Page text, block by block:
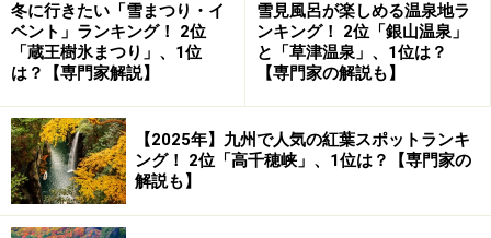
冬に行きたい「雪まつり・イ
ベント」ランキング！ 2位
「蔵王樹氷まつり」、1位
は？【専門家解説】
雪見風呂が楽しめる温泉地ラ
ンキング！ 2位「銀山温泉」
と「草津温泉」、1位は？
【専門家の解説も】
【2025年】九州で人気の紅葉スポットランキ
ング！ 2位「高千穂峡」、1位は？【専門家の
解説も】